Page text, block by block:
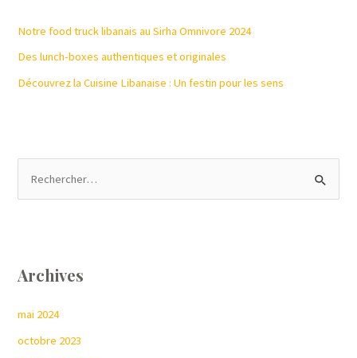
Notre food truck libanais au Sirha Omnivore 2024
Des lunch-boxes authentiques et originales
Découvrez la Cuisine Libanaise : Un festin pour les sens
e
c
h
Archives
mai 2024
octobre 2023